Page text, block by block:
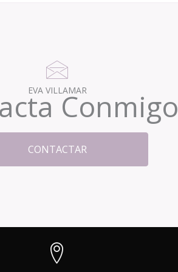
EVA VILLAMARConmigo
CONTACTAR